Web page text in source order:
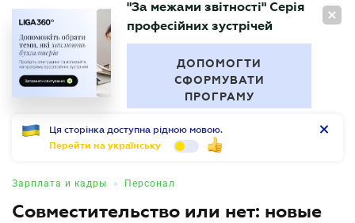
БУХГАЛТЕР
"За межами звітності" Серія
професійних зустрічей
ДОПОМОГТИ
СФОРМУВАТИ
ПРОГРАМУ
Ця сторінка доступна рідною мовою.
Перейти на українську
Зарплата и кадры • Персонал
Совместительство или нет: новые